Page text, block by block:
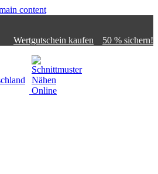
content
Wertgutschein kaufen
50 % sichern!